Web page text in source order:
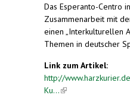
Das Esperanto-Centro
Zusammenarbeit mit
einen „Interkulturellen
Themen in deutscher
Link zum Artikel:
http://
Ku...(link is external)